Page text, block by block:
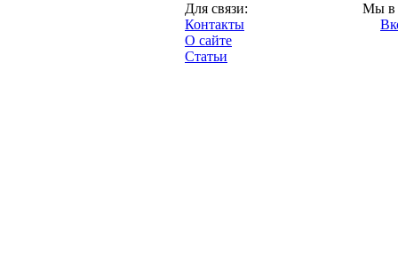
Для связи:
Контакты
О сайте
Статьи
Мы в